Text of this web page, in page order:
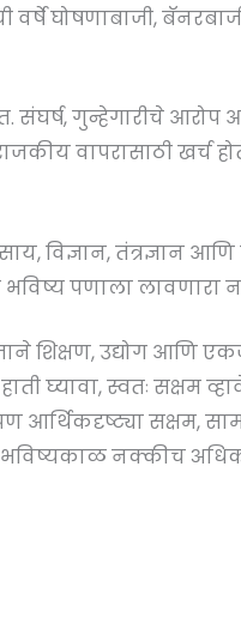
घोषणाबाजी,
संघर्ष, गुन्हेगारीचे आरोप
वापरासाठी खर्च
विज्ञान, तंत्रज्ञान
पणाला लावणारा
शिक्षण, उद्योग आणि
घ्यावा, स्वतः सक्षम
आर्थिकदृष्ट्या सक्षम,
भविष्यकाळ नक्कीच